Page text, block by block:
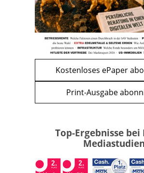
WEITERE ARTIKEL
zurück
Kursrückgang jetzt
Kaufchance?
mehr
Kostenloses ePaper
Print-Ausgabe
Top-Ergebnisse
Mediastudien